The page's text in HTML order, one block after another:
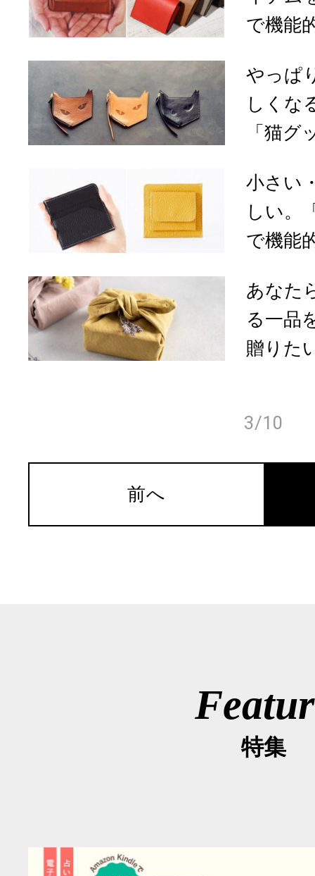
で機能
やっぱ
しくな
「猫グ
小さい
しい。
で機能
あなた
る一品
贈りた
3/10
前へ
特集